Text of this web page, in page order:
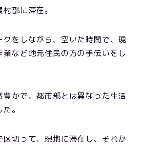
部に滞在。
をしながら、空いた時間で、現
など地元住民の方の手伝いをし
かで、都市部とは異なった生活
。
区切って、現地に滞在し、それか